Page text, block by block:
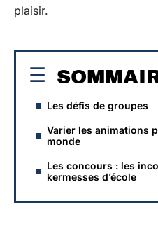
plaisir.
Les défis de groupes
Varier les animations
monde
Les concours : les
kermesses d’école